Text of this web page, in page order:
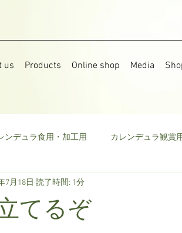
us Products Online shop Media
ンデュラ食用・加工用 カレンデュラ観賞
果樹 食用菜の花
てるぞ
7月18日 読了時間: 1分